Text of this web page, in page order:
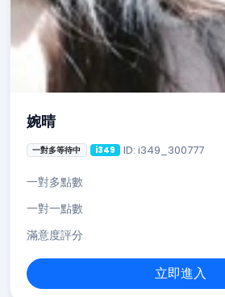
婉晴
一對多等待中 i349 ID: i349_300777
一對多點數
一對一點數
滿意度評分
立即進入